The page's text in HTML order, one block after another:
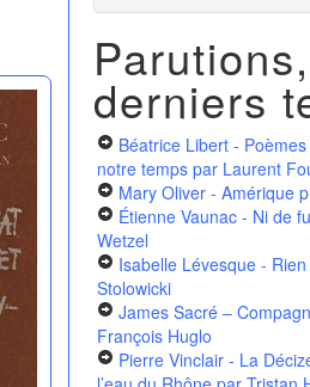
derniers
Béatrice Libert -
notre tempspar Laurent
Mary Oliver - Amérique
Étienne Vaunac - Ni de
Wetzel
Isabelle Lévesque -
Stolowicki
James Sacré –
François Huglo
Pierre Vinclair - La